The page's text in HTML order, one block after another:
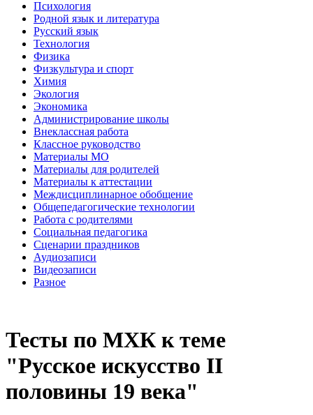
Психология
Родной язык и литература
Русский язык
Технология
Физика
Физкультура и спорт
Химия
Экология
Экономика
Администрирование школы
Внеклассная работа
Классное руководство
Материалы МО
Материалы для родителей
Материалы к аттестации
Междисциплинарное обобщение
Общепедагогические технологии
Работа с родителями
Социальная педагогика
Сценарии праздников
Аудиозаписи
Видеозаписи
Разное
Тесты по МХК к теме
"Русское искусство II
половины 19 века"